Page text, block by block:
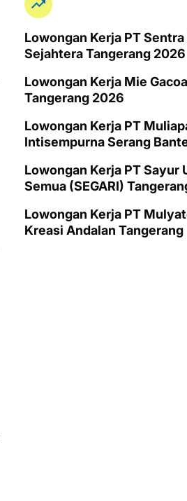
Lowongan Kerja PT
Sejahtera Tangerang 2026
Lowongan Kerja Mie
Tangerang 2026
Lowongan Kerja PT
Intisempurna Serang
Lowongan Kerja PT Sayur
Semua (SEGARI)
Lowongan Kerja PT
Kreasi Andalan Tangerang